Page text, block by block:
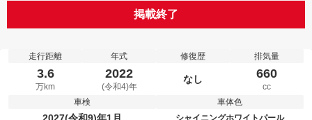
掲載終了
走行距離
3.6
万km
年式
2022
(令和4)年
修復歴
なし
排気量
660
cc
車検
車体色
シャイニングホワイトパール